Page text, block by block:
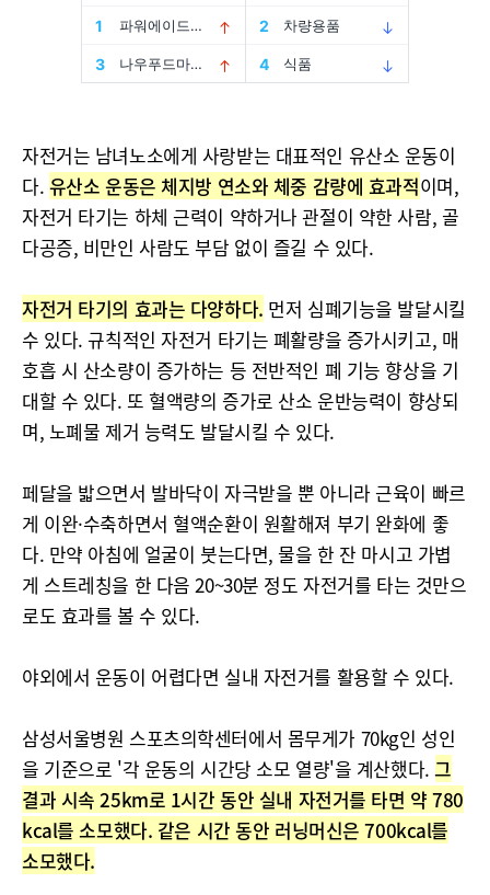
자전거는 남녀노소에게 사랑받는 대표적인 유산소 운동이
다. 유산소 운동은 체지방 연소와 체중 감량에 효과적이며,
자전거 타기는 하체 근력이 약하거나 관절이 약한 사람, 골
다공증, 비만인 사람도 부담 없이 즐길 수 있다.
자전거 타기의 효과는 다양하다. 먼저 심폐기능을 발달시킬
수 있다. 규칙적인 자전거 타기는 폐활량을 증가시키고, 매
호흡 시 산소량이 증가하는 등 전반적인 폐 기능 향상을 기
대할 수 있다. 또 혈액량의 증가로 산소 운반능력이 향상되
며, 노폐물 제거 능력도 발달시킬 수 있다.
페달을 밟으면서 발바닥이 자극받을 뿐 아니라 근육이 빠르
게 이완·수축하면서 혈액순환이 원활해져 부기 완화에 좋
다. 만약 아침에 얼굴이 붓는다면, 물을 한 잔 마시고 가볍
게 스트레칭을 한 다음 20~30분 정도 자전거를 타는 것만으
로도 효과를 볼 수 있다.
야외에서 운동이 어렵다면 실내 자전거를 활용할 수 있다.
삼성서울병원 스포츠의학센터에서 몸무게가 70kg인 성인
을 기준으로 '각 운동의 시간당 소모 열량'을 계산했다.그
결과 시속 25km로 1시간 동안 실내 자전거를 타면 약 780
kcal를 소모했다. 같은 시간 동안 러닝머신은 700kcal를
소모했다.